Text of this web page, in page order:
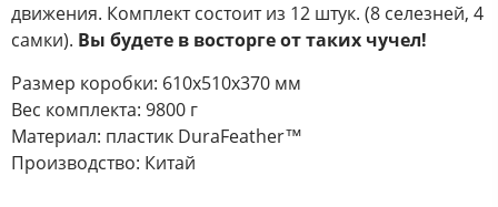
движения. Комплект состоит из 12 штук. (8 селезней, 4
самки). Вы будете в восторге от таких чучел!
Размер коробки: 610х510х370 мм
Вес комплекта: 9800 г
Материал: пластик DuraFeather™
Производство: Китай